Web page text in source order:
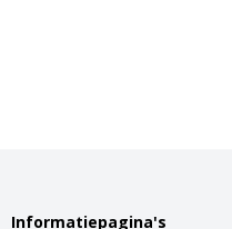
Informatiepagina's